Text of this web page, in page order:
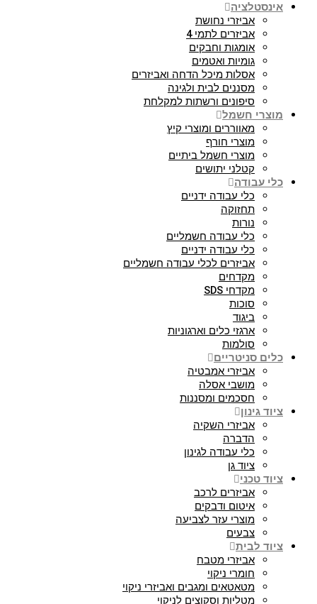
אינסטלציה
אביזרי נחושת
אביזרים לתמי 4
אומגות וחבקים
גומיות ואטמים
אסלות מיכל הדחה ואביזרים
מסננים לבית ולגינה
סיפונים ורשתות למקלחת
מוצרי חשמל
מאווררים ומוצרי קיץ
מוצרי חורף
מוצרי חשמל ביתיים
קטלני יתושים
כלי עבודה
כלי עבודה ידניים
תחזוקה
נורות
כלי עבודה חשמליים
כלי עבודה ידניים
אביזרים לכלי עבודה חשמליים
מקדחים
מקדחי SDS
סוכות
ביגוד
ארגזי כלים וארגוניות
סולמות
כלים סניטריים
אביזרי אמבטיה
מושבי אסלה
חסכמים ומסננות
ציוד גינון
אביזרי השקיה
הדברה
כלי עבודה לגינון
ציוד גן
ציוד טכני
אביזרים לרכב
איטום ודבקים
מוצרי עזר לצביעה
צבעים
ציוד לבית
אביזרי מטבח
חומרי ניקוי
מטאטאים ומגבים ואביזרי ניקוי
מטליות וסקוצים לניקוי